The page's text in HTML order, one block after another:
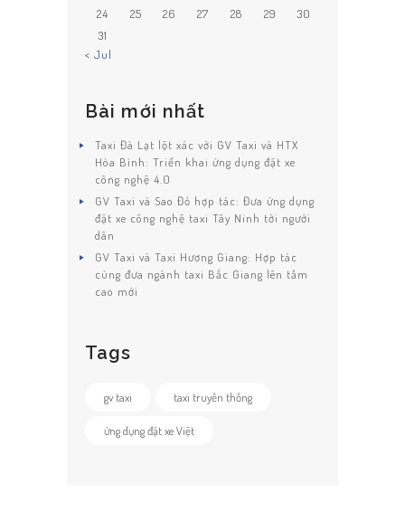
24
25 26 27 28 29
30
31
« Jul
Bài mới nhất
Taxi Đà Lạt lột xác với GV Taxi và HTX
Hòa Bình: Triển khai ứng dụng đặt xe
công nghệ 4.0
GV Taxi và Sao Đỏ hợp tác: Đưa ứng dụng
đặt xe công nghệ taxi Tây Ninh tới ngưới
dân
GV Taxi và Taxi Hương Giang: Hợp tác
cùng đưa ngành taxi Bắc Giang lên tầm
cao mới
Tags
gv taxi taxi truyền thống
ứng dụng đặt xe Việt